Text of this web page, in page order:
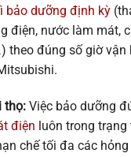
bảo dưỡng định kỳ
điện, nước làm mát,
theo đúng số giờ vận
thọ:Việc bảo dưỡng
điện luôn trong trạng
chế tối đa các